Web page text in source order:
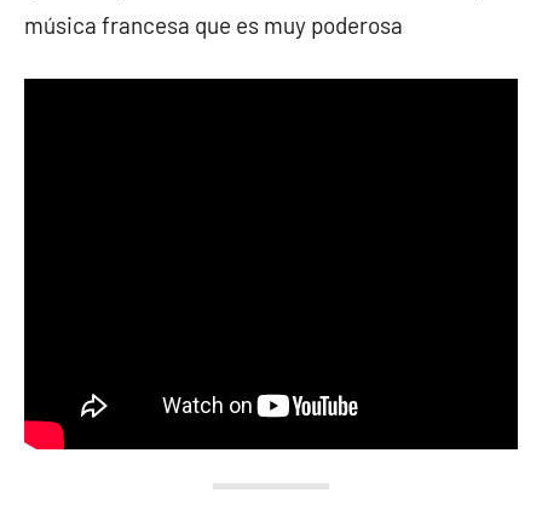
música francesa que es muy poderosa